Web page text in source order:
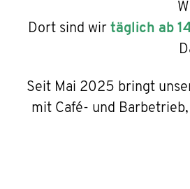
Dort sind wir täglich ab
Seit Mai 2025 bringt
mit Café- und